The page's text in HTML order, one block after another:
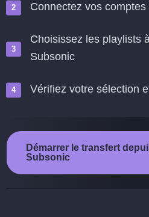
Connectez vos
Choisissez les playlists
Subsonic
Vérifiez votre sélection
Démarrer le transfert
Subsonic